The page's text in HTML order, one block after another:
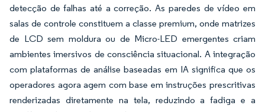
detecção de falhas até a correção. As paredes de vídeo em
salas de controle constituem a classe premium, onde matrizes
de LCD sem moldura ou de Micro-LED emergentes criam
ambientes imersivos de consciência situacional. A integração
com plataformas de análise baseadas em IA significa que os
operadores agora agem com base em instruções prescritivas
renderizadas diretamente na tela, reduzindo a fadiga e a